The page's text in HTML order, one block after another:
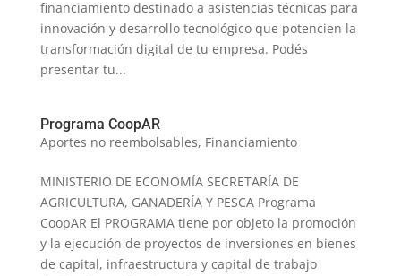
financiamiento destinado a asistencias técnicas para
innovación y desarrollo tecnológico que potencien la
transformación digital de tu empresa. Podés
presentar tu...
Programa CoopAR
Aportes no reembolsables, Financiamiento
MINISTERIO DE ECONOMÍA SECRETARÍA DE
AGRICULTURA, GANADERÍA Y PESCA Programa
CoopAR El PROGRAMA tiene por objeto la promoción
y la ejecución de proyectos de inversiones en bienes
de capital, infraestructura y capital de trabajo